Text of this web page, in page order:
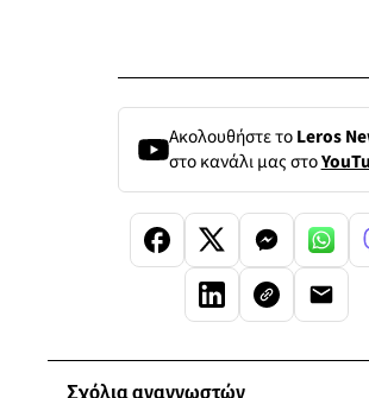
Ακολουθήστε τοLeros
στο κανάλι μας στο
Σχόλια αναγνωστών